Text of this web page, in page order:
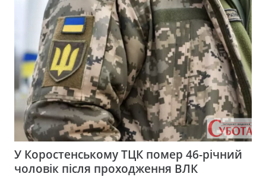
У Коростенському ТЦК помер 46-річний
чоловік після проходження ВЛК